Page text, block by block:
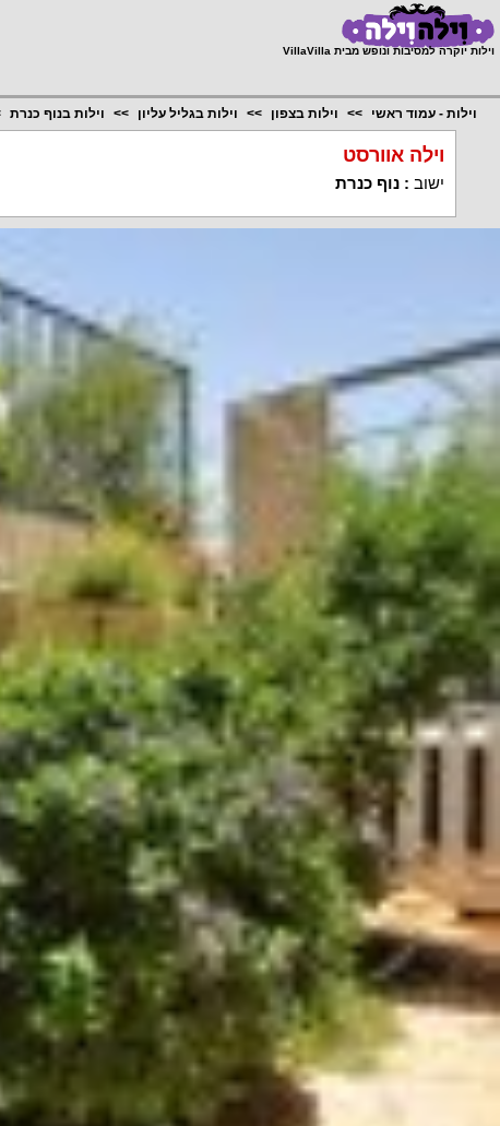
וילות יוקרה למסיבות ונופש מבית VillaVilla
וילות - עמוד ראשי וילות בצפון וילות בגליל עליון וילות בנוף כנרת
וילה אוורסט
ישוב :נוף כנרת